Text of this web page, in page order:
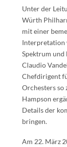
Unter der
Würth
mit einer
Interpretation
Spektrum und
Claudio
Chefdirigent
Orchesters so
Hampson
Details der
bringen.
Am 22. März